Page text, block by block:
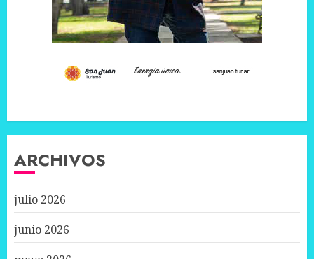
ARCHIVOS
julio 2026
junio 2026